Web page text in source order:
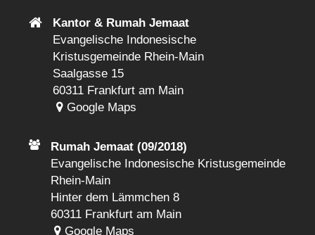
Kantor & Rumah Jemaat
Evangelische Indonesische
Kristusgemeinde Rhein-Main
Saalgasse 15
60311 Frankfurt am Main
Google Maps
Rumah Jemaat (09/2018)
Evangelische Indonesische Kristusgemeinde
Rhein-Main
Hinter dem Lämmchen 8
60311 Frankfurt am Main
Google Maps